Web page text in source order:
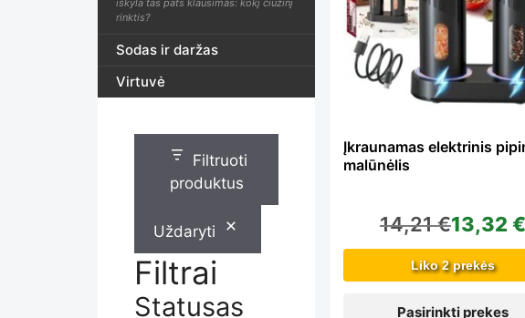
Įkraunamas elektrinis
malūnėlis
14,21€13,32 €
Liko 2 prekės
Pasirinkti prekes
has
The
iškyla tas pats klausimas: kokį čiužinį
rinktis?
Sodas ir daržas
Virtuvė
Filtruoti
produktus
Uždaryti
Filtrai
Statusas